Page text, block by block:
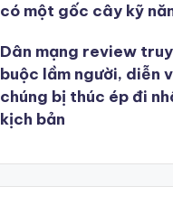
có một gốc cây kỹ
Dân mạng review
buộc lầm người, diễn
chúng bị thúc ép đi
kịch bản